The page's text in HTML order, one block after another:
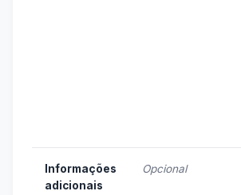
Informações
adicionais
Opcional